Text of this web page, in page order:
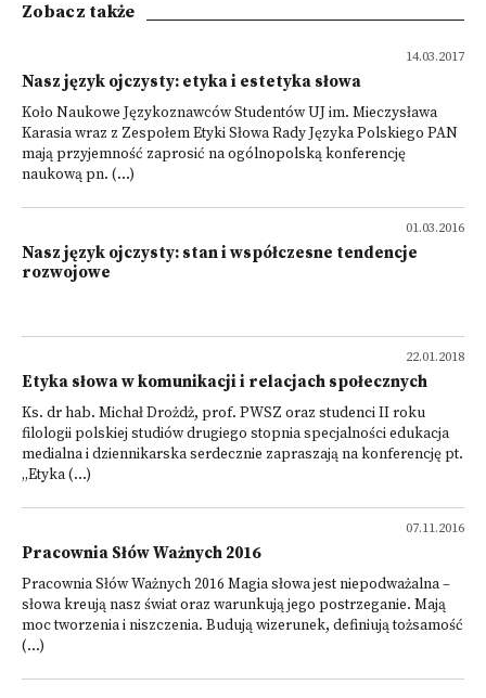
Zobacz także
14.03.2017
Nasz język ojczysty: etyka i estetyka słowa
Koło Naukowe Językoznawców Studentów UJ im. Mieczysława
Karasia wraz z Zespołem Etyki Słowa Rady Języka Polskiego PAN
mają przyjemność zaprosić na ogólnopolską konferencję
naukową pn. (...)
01.03.2016
Nasz język ojczysty: stan i współczesne tendencje
rozwojowe
22.01.2018
Etyka słowa w komunikacji i relacjach społecznych
Ks. dr hab. Michał Drożdż, prof. PWSZ oraz studenci II roku
filologii polskiej studiów drugiego stopnia specjalności edukacja
medialna i dziennikarska serdecznie zapraszają na konferencję pt.
„Etyka (...)
07.11.2016
Pracownia Słów Ważnych 2016
Pracownia Słów Ważnych 2016 Magia słowa jest niepodważalna –
słowa kreują nasz świat oraz warunkują jego postrzeganie. Mają
moc tworzenia i niszczenia. Budują wizerunek, definiują tożsamość
(...)